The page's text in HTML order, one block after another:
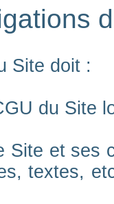
Site doit :
du Site
Site et ses
textes,